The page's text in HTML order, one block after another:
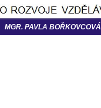
MGR. PAVLA BOŘKOVCOVÁ